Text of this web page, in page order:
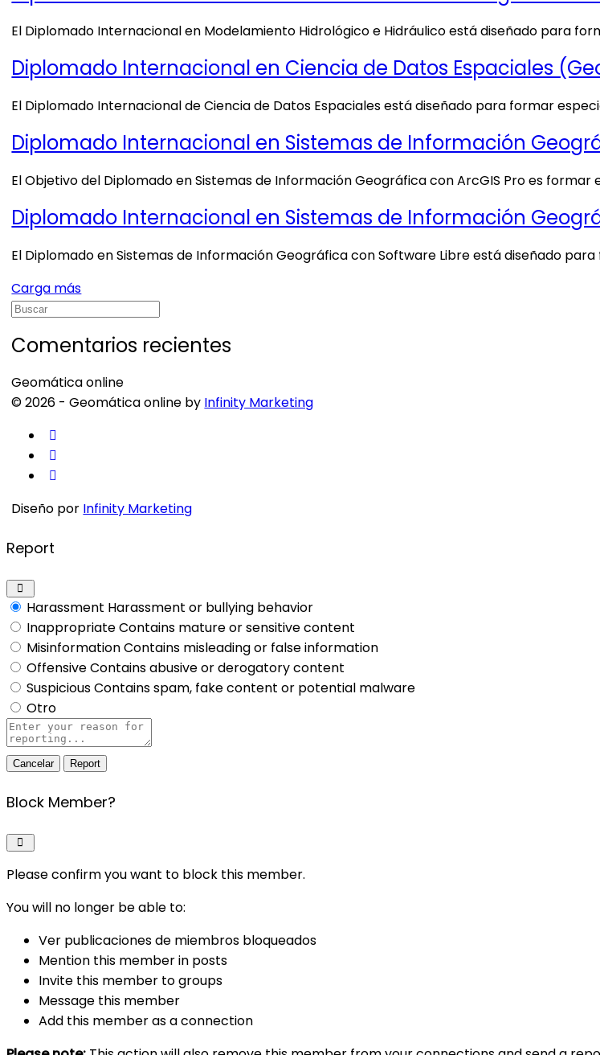
El Diplomado Internacional en Modelamiento Hidrológico e Hidráulico está diseñado para
Diplomado Internacional en Ciencia de Datos Espaciales
El Diplomado Internacional de Ciencia de Datos Espaciales está diseñado para formar
Diplomado Internacional en Sistemas de Información
El Objetivo del Diplomado en Sistemas de Información Geográfica con ArcGIS Pro es
Diplomado Internacional en Sistemas de Información
El Diplomado en Sistemas de Información Geográfica con Software Libre está diseñado
Carga más
Buscar:
Comentarios recientes
Geomática online
© 2026 - Geomática online by Infinity Marketing
Diseño por Infinity Marketing
Report
Harassment Harassment or bullying behavior
InappropriateContains mature or sensitive content
MisinformationContains misleading or false information
OffensiveContains abusive or derogatory content
SuspiciousContains spam, fake content or potential malware
Otro
Report
note
Report
Block Member?
Please confirm you want to block this member.
You will no longer be able to:
Ver publicaciones de miembros bloqueados
Mention this member in posts
Invite this member to groups
Message this member
Add this member as a connection